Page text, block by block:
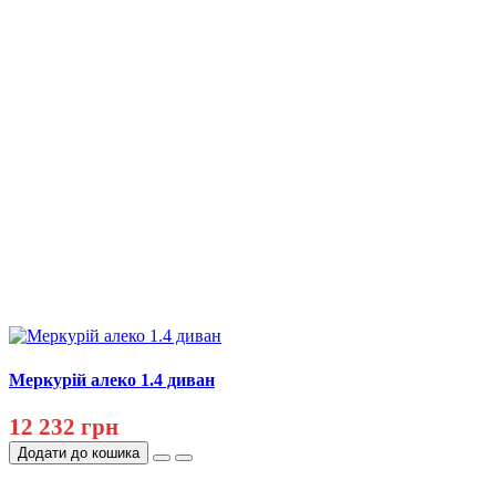
Меркурій алеко 1.4 диван
12 232 грн
Додати до кошика